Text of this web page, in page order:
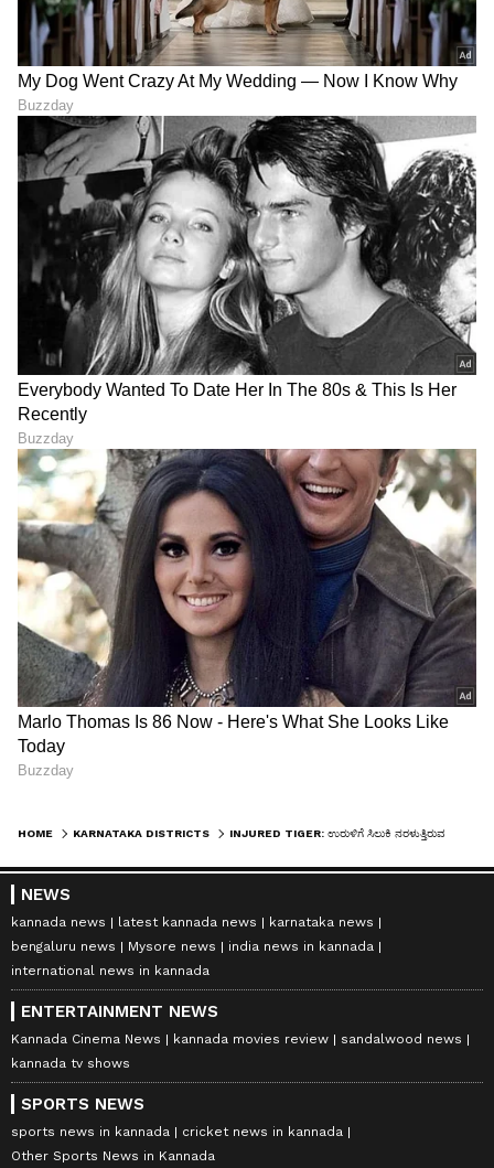
HOME KARNATAKA DISTRICTS
NEWS
kannada news latest kannada news
karnataka news
bengaluru news
Mysore news
india news in kannada
international news in kannada
ENTERTAINMENT NEWS
Kannada Cinema News kannada movies review
sandalwood news
kannada tv shows
SPORTS NEWS
sports news in kannada
cricket news in kannada
Other Sports News in Kannada